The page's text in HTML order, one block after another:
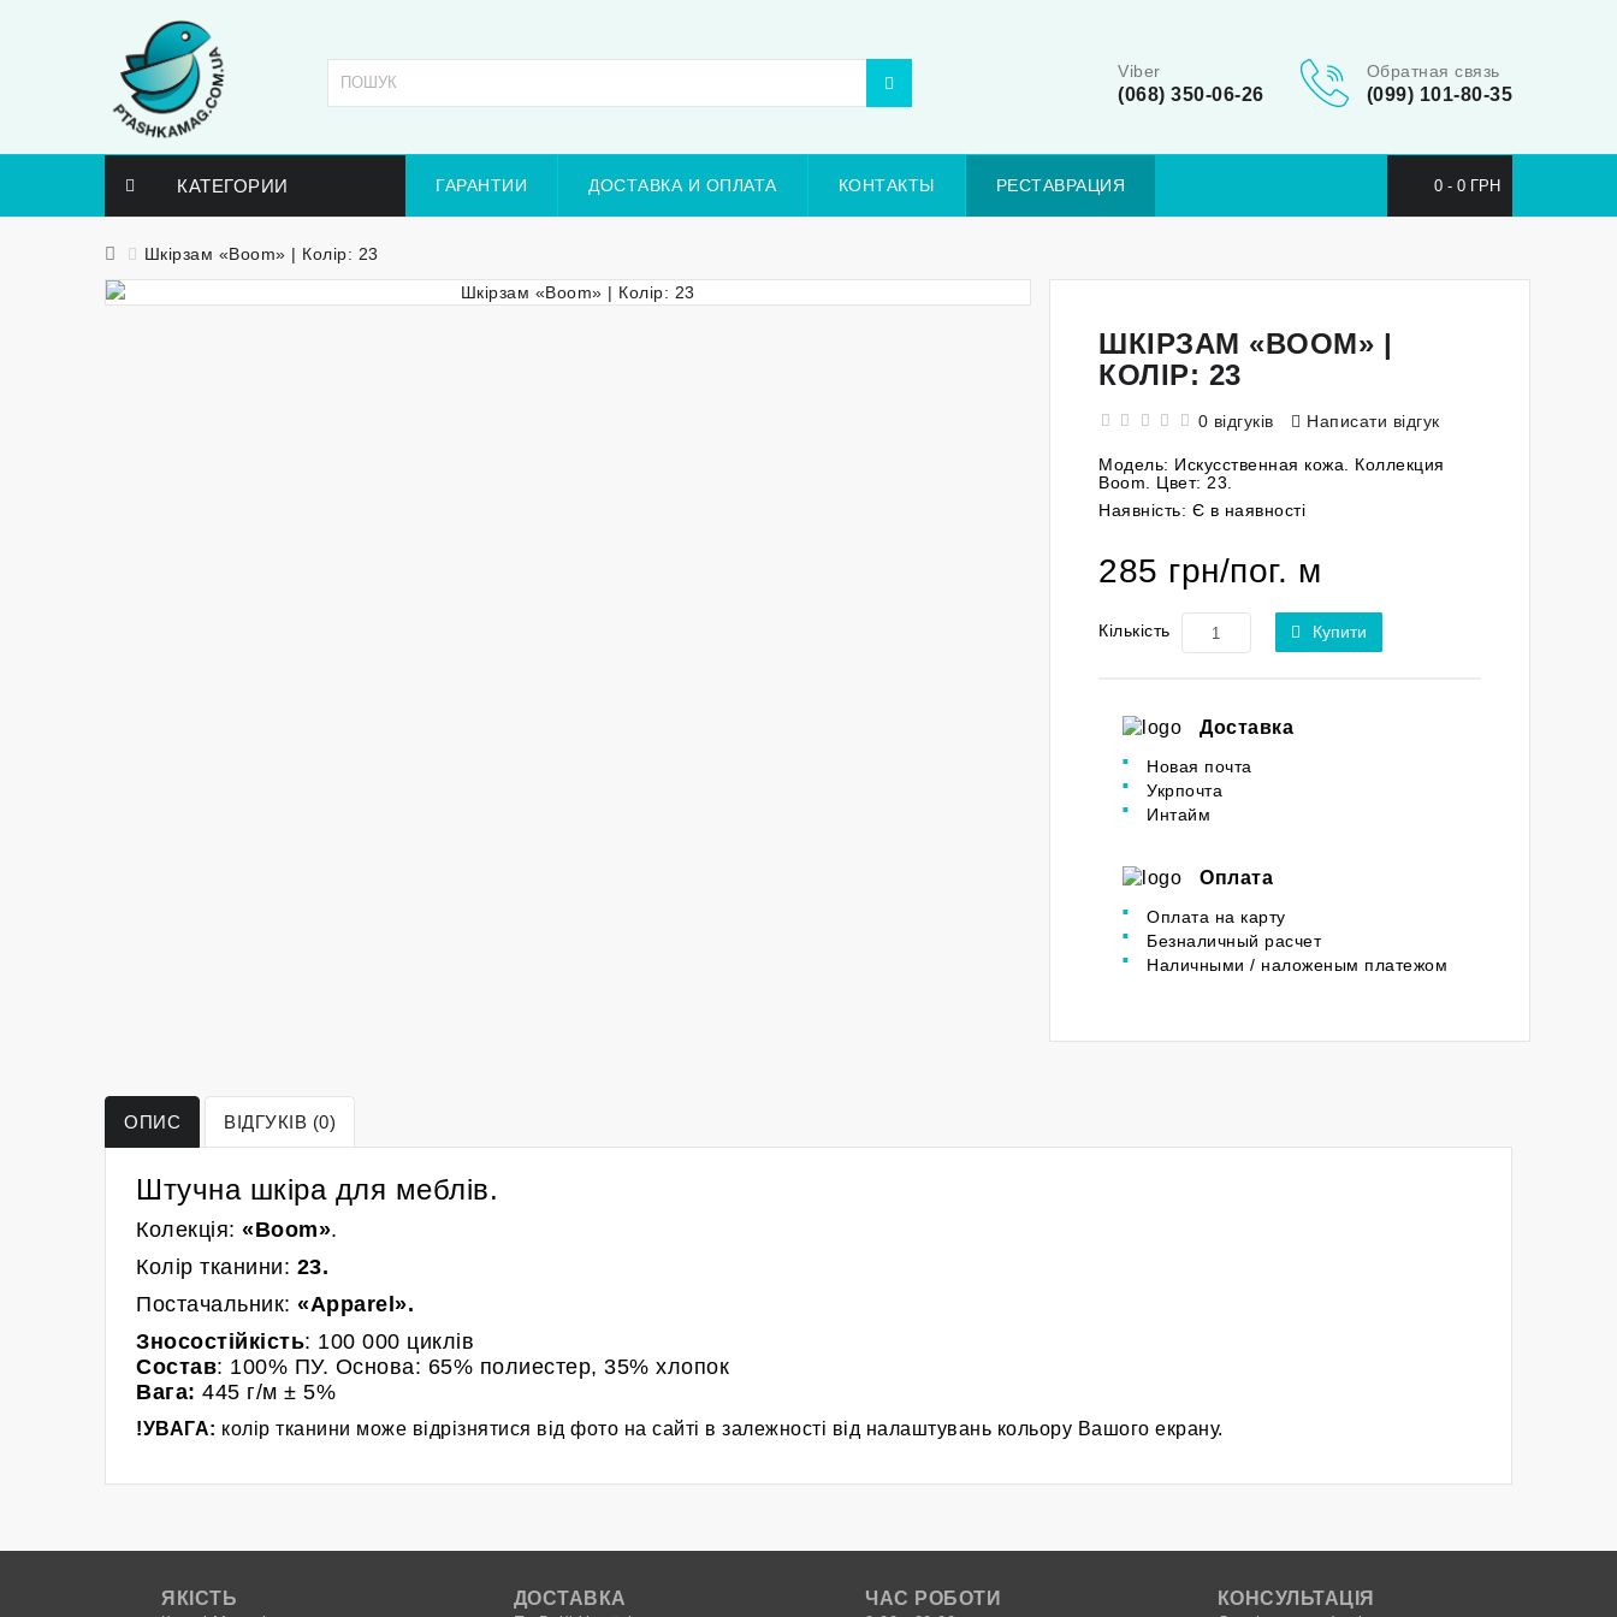
Обратная связь
(099) 101-80-35
Viber
(068) 350-06-26
КАТЕГОРИИ ГАРАНТИИ ДОСТАВКА И ОПЛАТА КОНТАКТЫ РЕСТАВРАЦИЯ 0 - 0 ГРН
Шкірзам «Boom» | Колір: 23
ШКІРЗАМ «BOOM» |
КОЛІР: 23
0 відгуків Написати відгук
Модель: Искусственная кожа. Коллекция
Boom. Цвет: 23.
Наявність: Є в наявності
285 грн/пог. м
Кількість Купити
Доставка
Новая почта
Укрпочта
Интайм
Оплата
Оплата на карту
Безналичный расчет
Наличными / наложеным платежом
ОПИС ВІДГУКІВ (0)
Штучна шкіра для меблів.
Колекція: «Boom».
Колір тканини: 23.
Постачальник: «Apparel ».
Зносостійкість: 100 000 циклів
Состав: 100% ПУ. Основа: 65% полиестер, 35% хлопок
Вага: 445 г/м ± 5%
!УВАГА: колір тканини може відрізнятися від фото на сайті в залежності від налаштувань кольору Вашого екрану.
ЯКІСТЬ ДОСТАВКА ЧАС РОБОТИ КОНСУЛЬТАЦІЯ